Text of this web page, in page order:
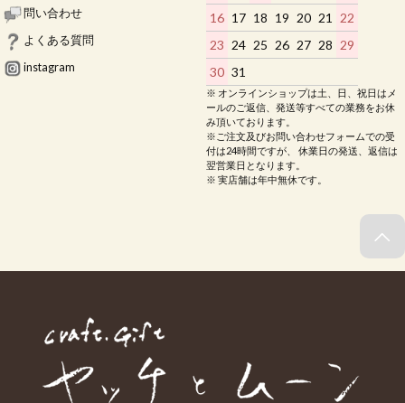
問い合わせ
よくある質問
instagram
16 17 18 19 20 21
22
23 24 25 26 27 28 29
30 31
※ オンラインショップは土、日、祝日はメ
ールのご返信、発送等すべての業務をお休
み頂いております。
※ご注文及びお問い合わせフォームでの受
付は24時間ですが、 休業日の発送、返信は
翌営業日となります。
※ 実店舗は年中無休です。